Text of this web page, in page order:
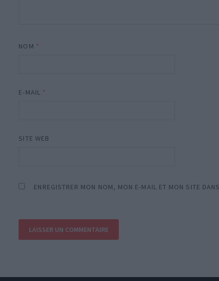
NOM *
E-MAIL *
SITE WEB
ENREGISTRER MON NOM, MON E-MAIL ET MON SITE